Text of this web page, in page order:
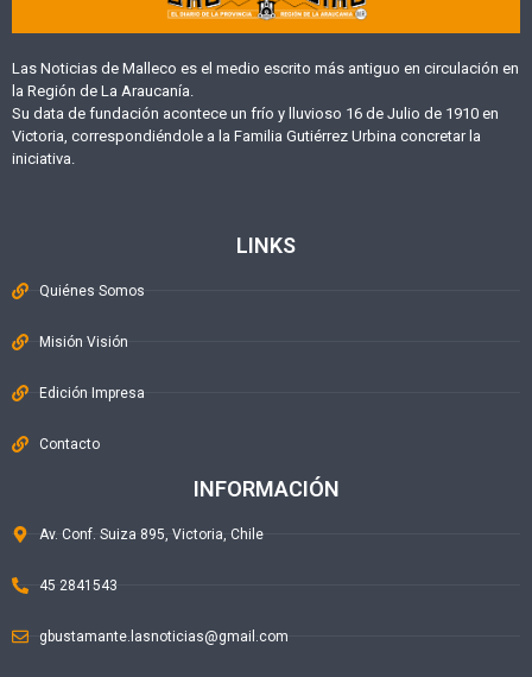
Las Noticias de Malleco es el medio escrito más antiguo en circulación en
la Región de La Araucanía.
Su data de fundación acontece un frío y lluvioso 16 de Julio de 1910 en
Victoria, correspondiéndole a la Familia Gutiérrez Urbina concretar la
iniciativa.
LINKS
Quiénes Somos
Misión Visión
Edición Impresa
Contacto
INFORMACIÓN
Av. Conf. Suiza 895, Victoria, Chile
45 2841543
gbustamante.lasnoticias@gmail.com